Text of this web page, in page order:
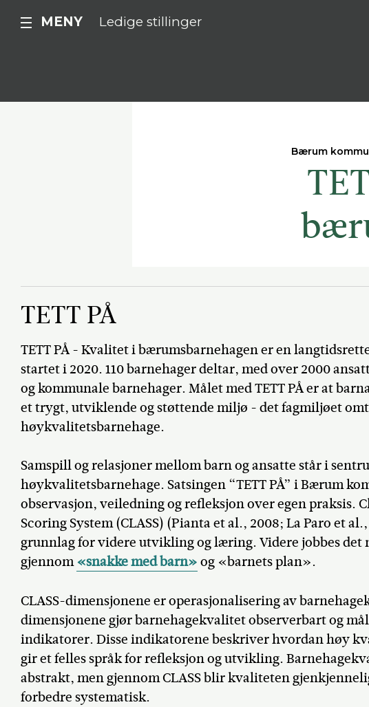
MENY Ledige stillinger
Bærum
TETT PÅ
TETT PÅ - Kvalitet i bærumsbarnehagen er en
startet i 2020. 110 barnehager deltar, med over 2000
og kommunale barnehager. Målet med TETT PÅ er at
et trygt, utviklende og støttende miljø - det fagmiljøet
høykvalitetsbarnehage.
Samspill og relasjoner mellom barn og ansatte står i
høykvalitetsbarnehage. Satsingen “TETT PÅ” i Bærum
observasjon, veiledning og refleksjon over egen praksis.
Scoring System (CLASS) (Pianta et al., 2008; La Paro et
grunnlag for videre utvikling og læring. Videre jobbes det
gjennom«snakke med barn»og «barnets plan».
CLASS-dimensjonene er operasjonalisering av
dimensjonene gjør barnehagekvalitet observerbart og
indikatorer. Disse indikatorene beskriver hvordan høy
gir et felles språk for refleksjon og utvikling.
abstrakt, men gjennom CLASS blir kvaliteten
forbedre systematisk.